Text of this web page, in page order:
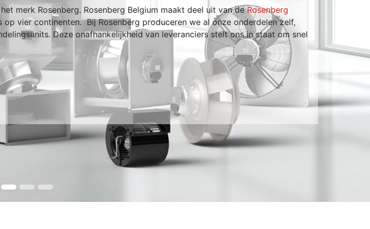
merk Rosenberg. Rosenberg Belgium maakt deel uit van deRosenberg
vier continenten. Bij Rosenberg produceren we al onze onderdelen zelf,
Deze onafhankelijkheid van leveranciers stelt ons in staat om snel